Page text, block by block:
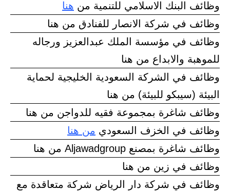
وظائف البنك الاسلامي للتنمية من هنا
وظائف في شركة الانصار للفنادق من هنا
وظائف في مؤسسة الملك عبدالعزيز ورجاله
للموهبة والابداع من هنا
وظائف في الشركة السعودية الخليجية لحماية
البيئة (سيبكو للبيئة) من هنا
وظائف شاغرة بمجموعة فقيه للدواجن من هنا
وظائف في الخزف السعودي من هنا
وظائف شاغرة بمصنع Aljawadgroup من هنا
وظائف في زين من هنا
وظائف في شركة دار الرياض شركة متعاقدة مع